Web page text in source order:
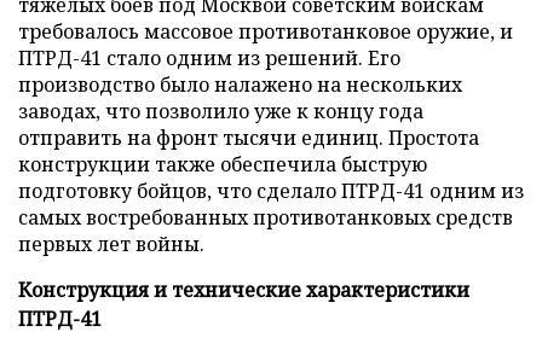
требовалось массовое противотанковое оружие, и
ПТРД-41 стало одним из решений. Его
производство было налажено на нескольких
заводах, что позволило уже к концу года
отправить на фронт тысячи единиц. Простота
конструкции также обеспечила быструю
подготовку бойцов, что сделало ПТРД-41 одним из
самых востребованных противотанковых средств
первых лет войны.
Конструкция и технические характеристики
ПТРД-41